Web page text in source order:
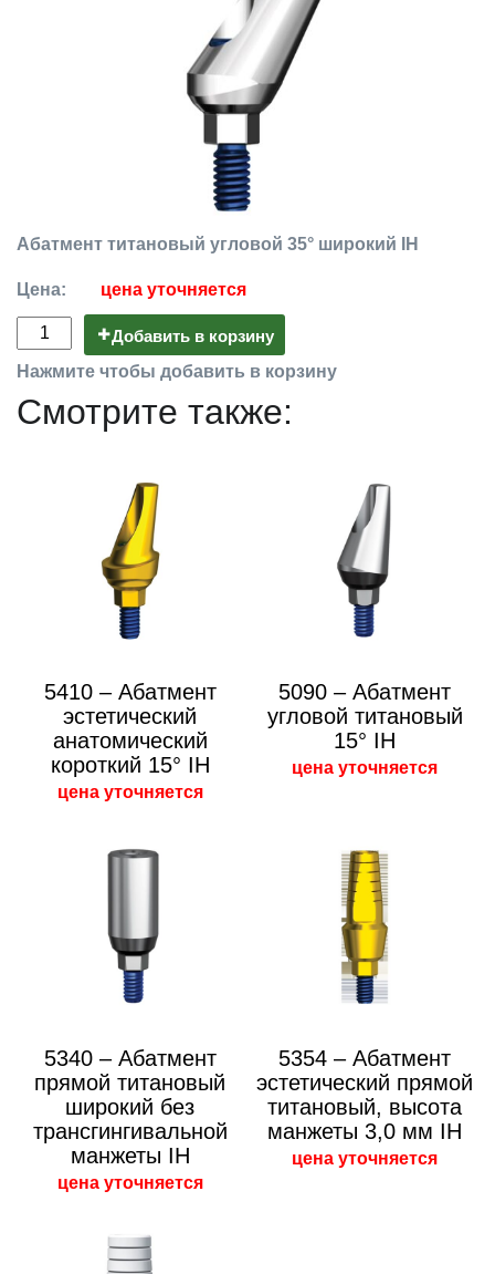
Абатмент титановый угловой 35° широкий IH
Цена: цена уточняется
Добавить в корзину
Нажмите чтобы добавить в корзину
Смотрите также:
5410 – Абатмент
эстетический
анатомический
короткий 15° IH
цена уточняется
5090 – Абатмент
угловой титановый
15° IH
цена уточняется
5340 – Абатмент
прямой титановый
широкий без
трансгингивальной
манжеты IH
цена уточняется
5354 – Абатмент
эстетический прямой
титановый, высота
манжеты 3,0 мм IH
цена уточняется